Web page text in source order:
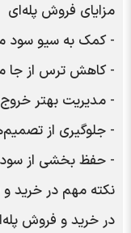
مزایای فروش پله‌ای
- کمک به سیو سود
- کاهش ترس از جا
- مدیریت بهتر خروج
- جلوگیری از
- حفظ بخشی از سود
نکته مهم در خرید
در خرید و فروش